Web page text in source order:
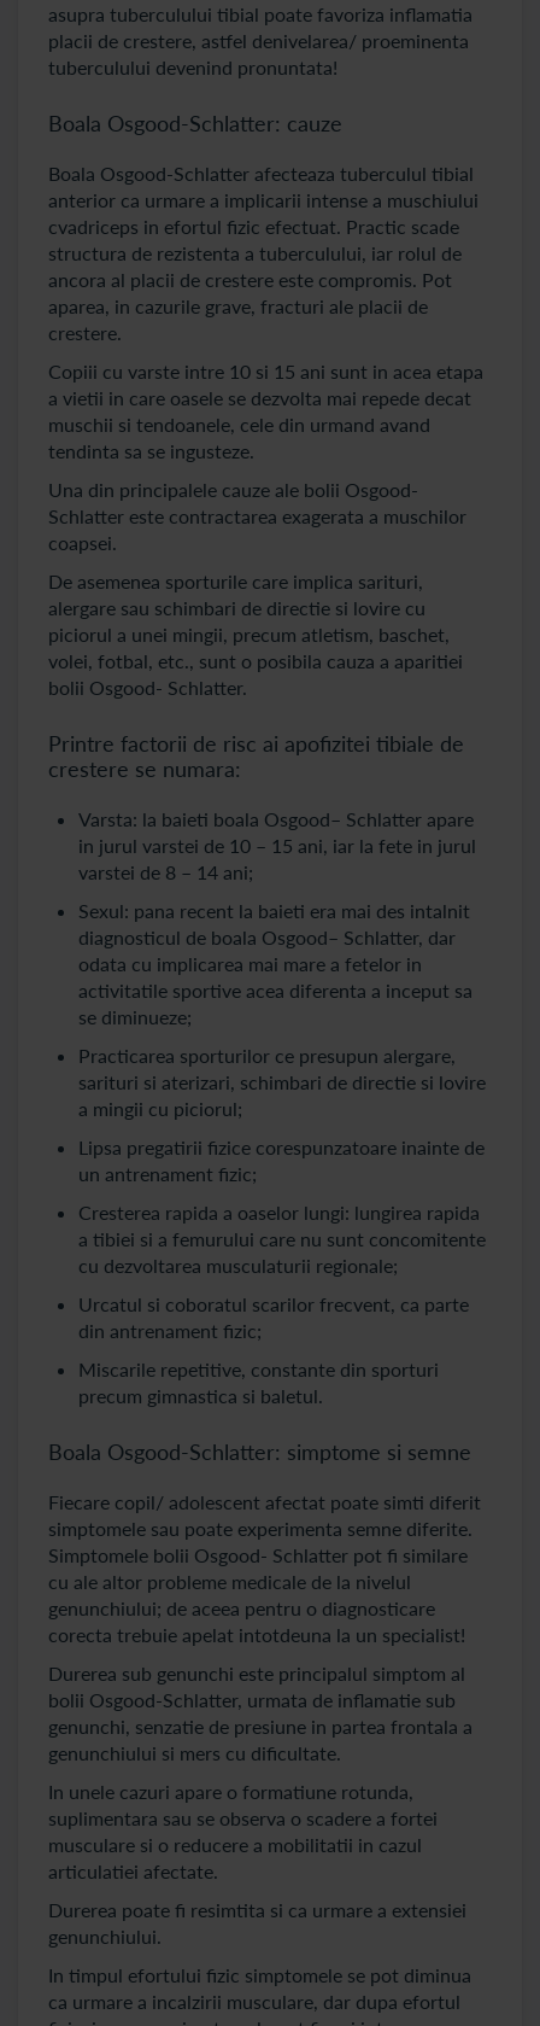
asupra tuberculului tibial poate favoriza inflamatia
placii de crestere, astfel denivelarea/ proeminenta
tuberculului devenind pronuntata!
Boala Osgood-Schlatter: cauze
Boala Osgood-Schlatter afecteaza tuberculul tibial
anterior ca urmare a implicarii intense a muschiului
cvadriceps in efortul fizic efectuat. Practic scade
structura de rezistenta a tuberculului, iar rolul de
ancora al placii de crestere este compromis. Pot
aparea, in cazurile grave, fracturi ale placii de
crestere.
Copiii cu varste intre 10 si 15 ani sunt in acea etapa
a vietii in care oasele se dezvolta mai repede decat
muschii si tendoanele, cele din urmand avand
tendinta sa se ingusteze.
Una din principalele cauze ale bolii Osgood-
Schlatter este contractarea exagerata a muschilor
coapsei.
De asemenea sporturile care implica sarituri,
alergare sau schimbari de directie si lovire cu
piciorul a unei mingii, precum atletism, baschet,
volei, fotbal, etc., sunt o posibila cauza a aparitiei
bolii Osgood- Schlatter.
Printre factorii de risc ai apofizitei tibiale de
crestere se numara:
Varsta: la baieti boala Osgood– Schlatter apare
in jurul varstei de 10 – 15 ani, iar la fete in jurul
varstei de 8 – 14 ani;
Sexul: pana recent la baieti era mai des intalnit
diagnosticul de boala Osgood– Schlatter, dar
odata cu implicarea mai mare a fetelor in
activitatile sportive acea diferenta a inceput sa
se diminueze;
Practicarea sporturilor ce presupun alergare,
sarituri si aterizari, schimbari de directie si lovire
a mingii cu piciorul;
Lipsa pregatirii fizice corespunzatoare inainte de
un antrenament fizic;
Cresterea rapida a oaselor lungi: lungirea rapida
a tibiei si a femurului care nu sunt concomitente
cu dezvoltarea musculaturii regionale;
Urcatul si coboratul scarilor frecvent, ca parte
din antrenament fizic;
Miscarile repetitive, constante din sporturi
precum gimnastica si baletul.
Boala Osgood-Schlatter: simptome si semne
Fiecare copil/ adolescent afectat poate simti diferit
simptomele sau poate experimenta semne diferite.
Simptomele bolii Osgood- Schlatter pot fi similare
cu ale altor probleme medicale de la nivelul
genunchiului; de aceea pentru o diagnosticare
corecta trebuie apelat intotdeuna la un specialist!
Durerea sub genunchi este principalul simptom al
bolii Osgood-Schlatter, urmata de inflamatie sub
genunchi, senzatie de presiune in partea frontala a
genunchiului si mers cu dificultate.
In unele cazuri apare o formatiune rotunda,
suplimentara sau se observa o scadere a fortei
musculare si o reducere a mobilitatii in cazul
articulatiei afectate.
Durerea poate fi resimtita si ca urmare a extensiei
genunchiului.
In timpul efortului fizic simptomele se pot diminua
ca urmare a incalzirii musculare, dar dupa efortul